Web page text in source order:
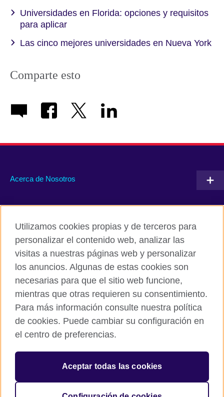
Universidades en Florida: opciones y requisitos
para aplicar
Las cinco mejores universidades en Nueva York
Comparte esto
Acerca de Nosotros
British Council Global
Políticas de privacidad y condiciones de uso
© 2026 British Council
The United Kingdom’s international organisation for cultural
Utilizamos cookies propias y de terceros para
personalizar el contenido web, analizar las
visitas a nuestras páginas web y personalizar
los anuncios. Algunas de estas cookies son
necesarias para que el sitio web funcione,
mientras que otras requieren su consentimiento.
Para más información consulte nuestra política
de cookies. Puede cambiar su configuración en
el centro de preferencias.
Aceptar todas las cookies